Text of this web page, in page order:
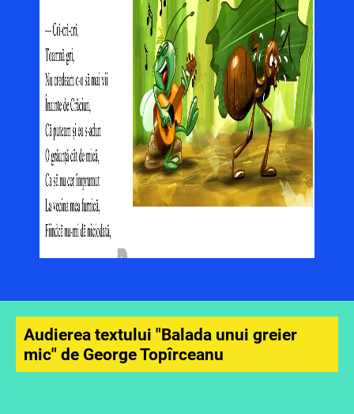
Audierea textului "Balada unui greier
mic" de George Topîrceanu